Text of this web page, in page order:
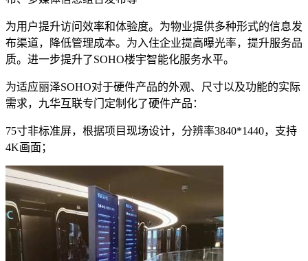
为用户提升访问效率和体验度。为物业提供多种形式的信息发
布渠道，降低管理成本。为入住企业提高曝光率，提升服务品
质。进一步提升了SOHO楼宇智能化服务水平。
为适应丽泽SOHO对于硬件产品的外观、尺寸以及功能的实际
需求，九华互联专门定制化了硬件产品：
75寸非标准屏，根据项目现场设计，分辨率3840*1440，支持
4K画面；